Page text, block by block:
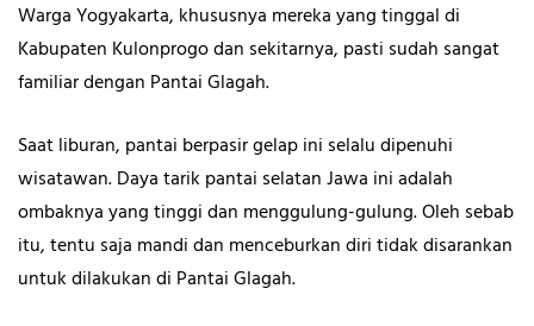
Warga Yogyakarta, khususnya mereka yang tinggal di
Kabupaten Kulonprogo dan sekitarnya, pasti sudah sangat
familiar dengan Pantai Glagah.
Saat liburan, pantai berpasir gelap ini selalu dipenuhi
wisatawan. Daya tarik pantai selatan Jawa ini adalah
ombaknya yang tinggi dan menggulung-gulung. Oleh sebab
itu, tentu saja mandi dan menceburkan diri tidak disarankan
untuk dilakukan di Pantai Glagah.